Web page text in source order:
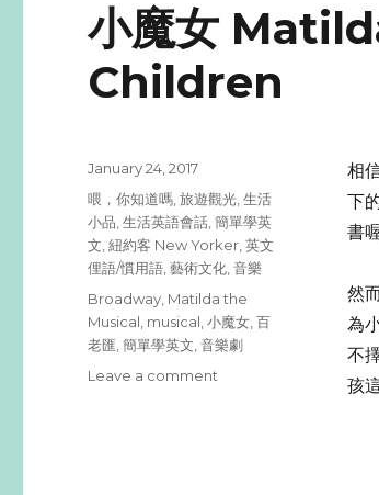
小魔女
Children
相
下
書
然
為
不
孩
Posted
on
January 24, 2017
Categories
喂，你知道嗎,旅遊觀光,生活
小品,生活英語會話,簡單學英
文,紐約客 New Yorker,英文
俚語/慣用語,藝術文化,音樂
Tags
Broadway, Matilda the
Musical, musical,小魔女,百
老匯,簡單學英文,音樂劇
Leave a comment